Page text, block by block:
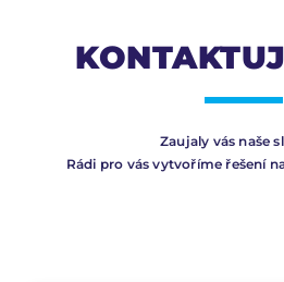
Zaujaly vás naše
Rádi pro vás vytvoříme řešení